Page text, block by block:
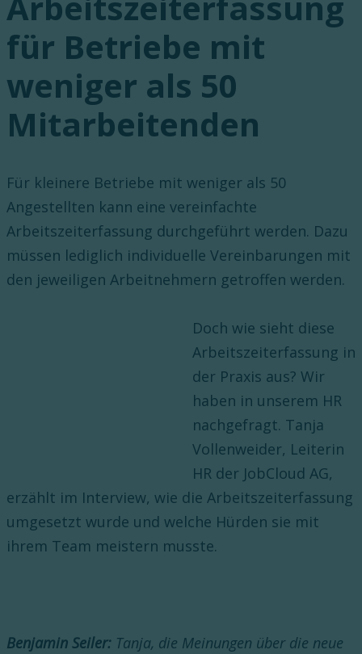
für Betriebe mit
weniger als 50
Mitarbeitenden
Für kleinere Betriebe mit weniger als 50
Angestellten kann eine vereinfachte
Arbeitszeiterfassung durchgeführt werden. Dazu
müssen lediglich individuelle Vereinbarungen mit
den jeweiligen Arbeitnehmern getroffen werden.
Doch wie sieht diese
Arbeitszeiterfassung in
der Praxis aus? Wir
haben in unserem HR
nachgefragt. Tanja
Vollenweider, Leiterin
HR der JobCloud AG,
erzählt im Interview, wie die Arbeitszeiterfassung
umgesetzt wurde und welche Hürden sie mit
ihrem Team meistern musste.
Benjamin Seiler: Tanja, die Meinungen über die neue